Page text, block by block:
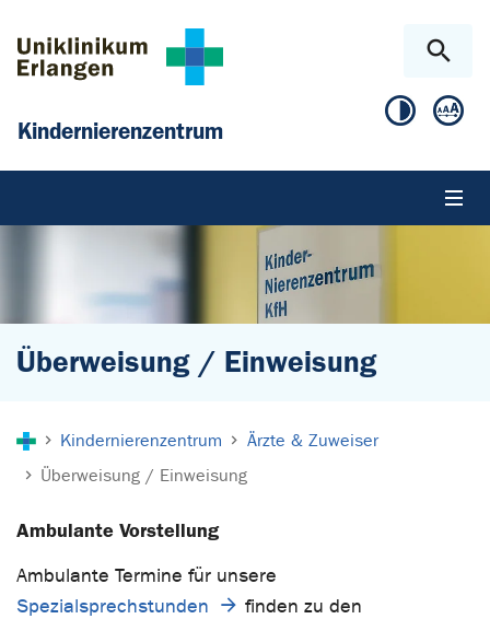
Kindernierenzentrum
Überweisung / Einweisung
Kindernierenzentrum
Ärzte & Zuweiser
Überweisung / Einweisung
Ambulante Vorstellung
Ambulante Termine für unsere
Spezialsprechstunden
finden zu den